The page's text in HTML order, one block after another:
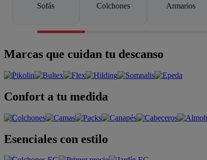
Sofás Colchones Armarios
Marcas que cuidan tu descanso
Confort a tu medida
Esenciales con estilo